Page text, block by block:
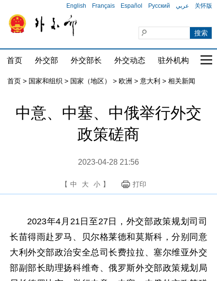
English Français Español Русский عربي 关怀版
首页 外交部 外交部长 外交动态 驻外机构 国
首页 > 国家和组织 > 国家（地区） > 欧洲 > 意大利 > 相关新闻
中意、中塞、中俄举行外交
政策磋商
2023-04-28 21:56
【 中 大 小 】 打印
2023年4月21日至27日，外交部政策规划司司
长苗得雨赴罗马、贝尔格莱德和莫斯科，分别同意
大利外交部政治安全总司长费拉拉、塞尔维亚外交
部副部长助理扬科维奇、俄罗斯外交部政策规划局